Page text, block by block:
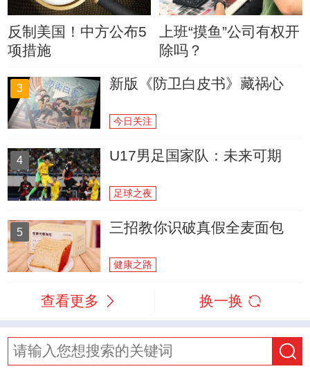
反制美国！中方公布5
项措施
上班“摸鱼”公司有权开
除吗？
3 新版《防卫白皮书》藏祸心
今日关注
4 U17男足国家队：未来可期
足球之夜
5 三招教你识破真假全麦面包
健康之路
查看更多 换一换